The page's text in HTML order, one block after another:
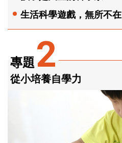
專題2
從小培養自學力
生活科學遊戲，無所不在